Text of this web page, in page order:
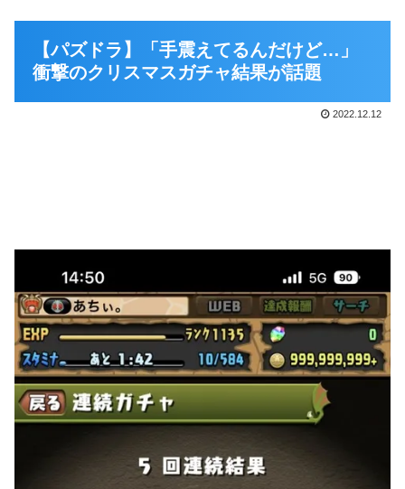
【パズドラ】「手震えてるんだけど…」
衝撃のクリスマスガチャ結果が話題
2022.12.12